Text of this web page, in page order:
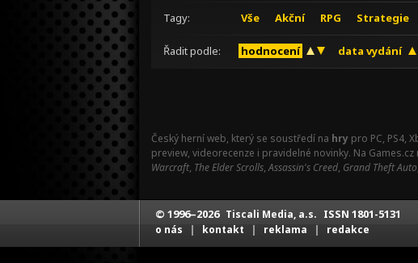
Tagy: Vše Akční RPG Strategie
Řadit podle: hodnocení data vydání
Český herní web, který se soustředí na hry pro PC, PS4,
preview, videorecenze i pravidelné novinky. Na
Warcraft, The Elder Scrolls,Assassin's Creed, Grand Theft Auto
© 1996–2026 Tiscali Media, a.s. ISSN 1801-5131
o nás | kontakt | reklama | redakce